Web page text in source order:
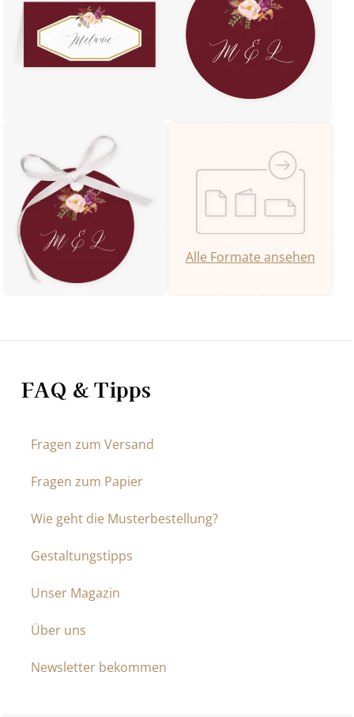
Alle Formate ansehen
FAQ & Tipps
Fragen zum Versand
Fragen zum Papier
Wie geht die Musterbestellung?
Gestaltungstipps
Unser Magazin
Über uns
Newsletter bekommen